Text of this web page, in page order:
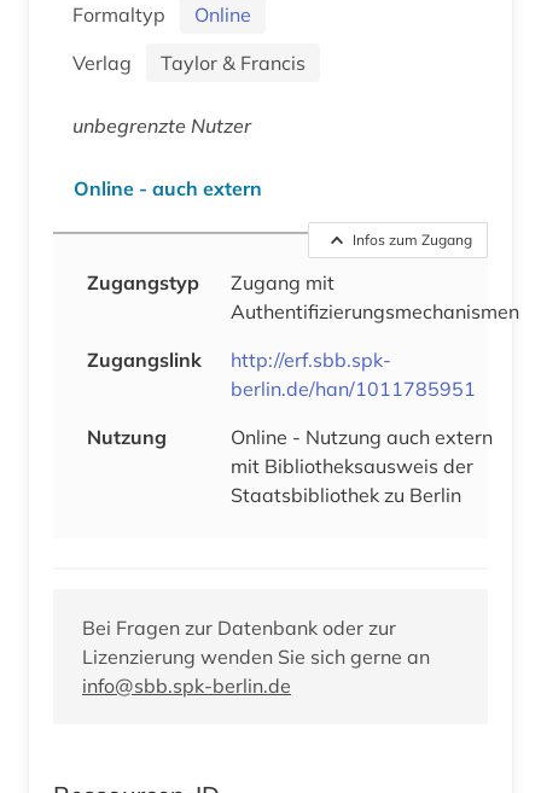
Formaltyp
Online
Verlag
Taylor & Francis
unbegrenzte Nutzer
Online - auch extern
Infos zum Zugang
Zugangstyp
Zugang mit
Authentifizierungsmechanismen
Zugangslink
http://erf.sbb.spk-
berlin.de/han/1011785951
Nutzung
Online - Nutzung auch extern
mit Bibliotheksausweis der
Staatsbibliothek zu Berlin
Bei Fragen zur Datenbank oder zur
Lizenzierung wenden Sie sich gerne an
info@sbb.spk-berlin.de